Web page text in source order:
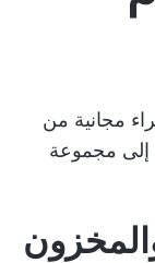
أوامر شراء مجانية من
إلى مجموعة